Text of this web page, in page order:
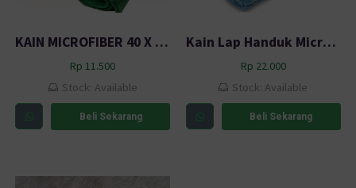
KAIN MICROFIBER 40 X 40 CM MM
Rp 11.500
Stock: Available
Beli Sekarang
Kain Lap Handuk Microfiber 800gsm 45 x 38 cm Multi-Color
Rp 22.000
Stock: Available
Beli Sekarang